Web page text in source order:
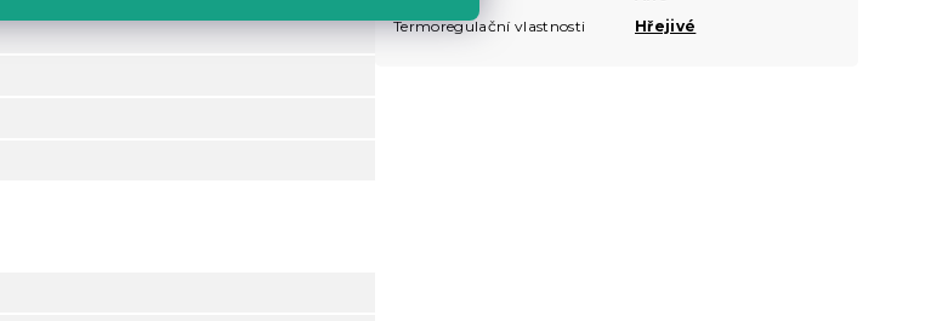
Termoregulační vlastnosti
Hřejivé